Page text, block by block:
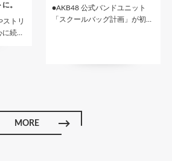
。
ストリ
続…
●AKB48 公式バンドユニット
「スクールバッグ計画」が初…
MORE